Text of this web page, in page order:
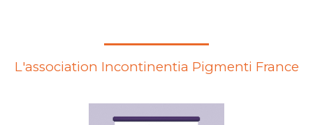
L'association Incontinentia Pigmenti France